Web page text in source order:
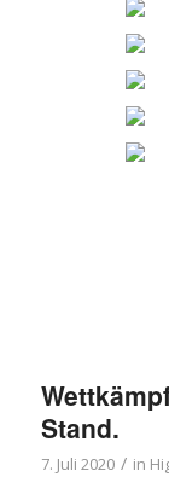
Stand.
7. Juli 2020 / in